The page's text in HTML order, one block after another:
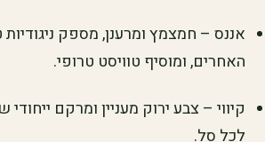
אננס – חמצמץ ומרענן, מספק ניגודיות
האחרים, ומוסיף טוויסט טרופי.
קיווי – צבע ירוק מעניין ומרקם
לכל סל.